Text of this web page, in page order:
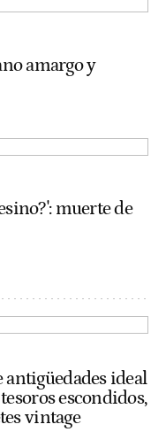
amargo y
muerte de
ideal
escondidos,
vintage